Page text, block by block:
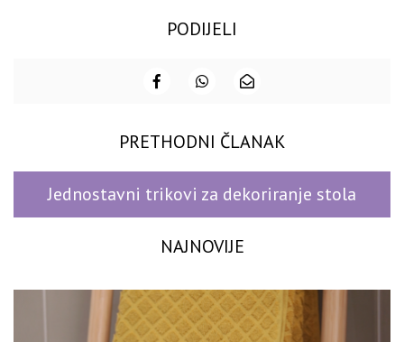
PODIJELI
PRETHODNI ČLANAK
Jednostavni trikovi za dekoriranje stola
NAJNOVIJE